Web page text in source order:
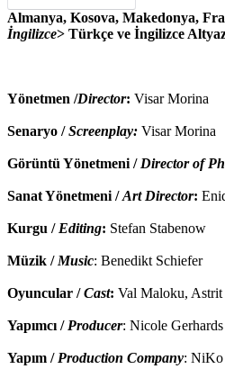
Almanya, Kosova, Makedonya,
İngilizce> Türkçe ve İngilizce
Yönetmen /Director: Visar Morina
Senaryo /Screenplay: Visar Morina
Görüntü Yönetmeni / Director of
Sanat Yönetmeni /Art Director:
Kurgu / Editing: Stefan Stabenow
Müzik / Music: Benedikt Schiefer
Oyuncular /Cast: Val Maloku, Astrit
Yapımcı / Producer: Nicole Gerhards
Yapım /Production Company: NiKo